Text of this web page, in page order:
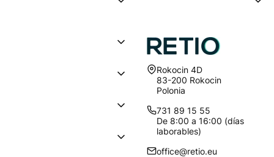
Dirección:
Rokocin 4D
83-200 Rokocin
Polonia
731 89 15 55
De 8:00 a 16:00 (días
laborables)
office@retio.eu